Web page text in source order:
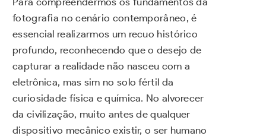
fotografia no cenário contemporâneo, é
essencial realizarmos um recuo histórico
profundo, reconhecendo que o desejo de
capturar a realidade não nasceu com a
eletrônica, mas sim no solo fértil da
curiosidade física e química. No alvorecer
da civilização, muito antes de qualquer
dispositivo mecânico existir, o ser humano